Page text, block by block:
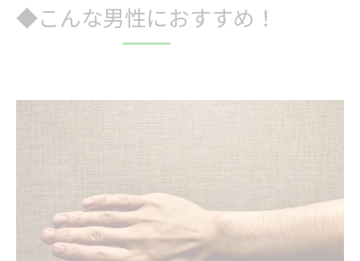
◆こんな男性におすすめ！